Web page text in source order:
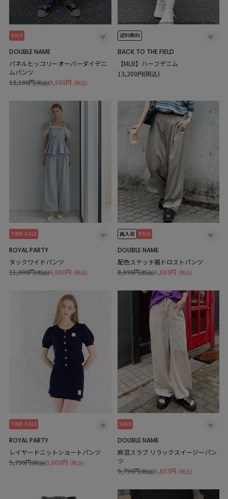
SALE
DOUBLE NAME
パネルヒッコリーオーバーダイデニ
ムパンツ
9,680円 (税込)
12,100円(税込)
送料無料
BACK TO THE FIELD
【MLB】ハーフデニム
13,200円(税込)
TIME SALE
ROYAL PARTY
タックワイドパンツ
6,000円 (税込)
11,000円(税込)
再入荷 SALE
DOUBLE NAME
配色ステッチ裾ドロストパンツ
6,083円 (税込)
8,690円(税込)
TIME SALE
ROYAL PARTY
レイヤードニットショートパンツ
5,000円 (税込)
9,790円(税込)
SALE
DOUBLE NAME
麻混スラブ リラックスイージーパン
ツ
6,853円 (税込)
9,790円(税込)